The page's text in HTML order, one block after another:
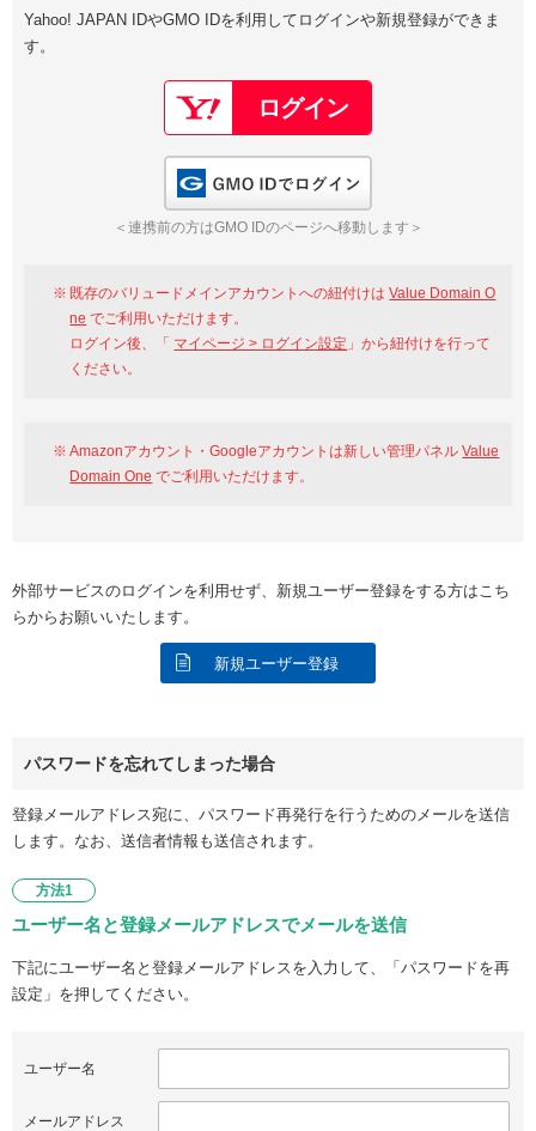
Google
GMO ID Amazon
※AmazonはValue Domain Oneのログイン画面へ遷移します
Value Domain Oneアカウント作成
以下でも登録可能
Google Yahoo!
GMO ID
Yahoo! JAPAN IDやGMO IDを利用してログインや新規登録ができま
す。
＜連携前の方はGMO IDのページへ移動します＞
既存のバリュードメインアカウントへの紐付けはValue Domain O
ne でご利用いただけます。
ログイン後、「 マイページ > ログイン設定 」から紐付けを行って
ください。
Amazonアカウント・Googleアカウントは新しい管理パネルValue
Domain One でご利用いただけます。
外部サービスのログインを利用せず、新規ユーザー登録をする方はこち
らからお願いいたします。
新規ユーザー登録
パスワードを忘れてしまった場合
登録メールアドレス宛に、パスワード再発行を行うためのメールを送信
します。なお、送信者情報も送信されます。
方法1
ユーザー名と登録メールアドレスでメールを送信
下記にユーザー名と登録メールアドレスを入力して、「パスワードを再
設定」を押してください。
ユーザー名
メールアドレス